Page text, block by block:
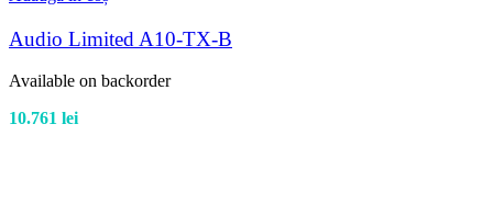
Audio Limited A10-TX-B
Available on backorder
10.761 lei